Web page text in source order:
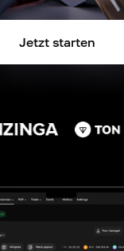
Jetzt starten